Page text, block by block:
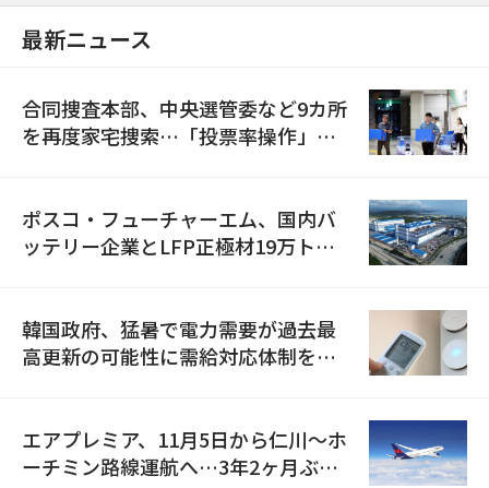
最新ニュース
合同捜査本部、中央選管委など9カ所
を再度家宅捜索…「投票率操作」の
ポスコ・フューチャーエム、国内バ
ッテリー企業とLFP正極材19万トン
韓国政府、猛暑で電力需要が過去最
高更新の可能性に需給対応体制を点
エアプレミア、11月5日から仁川〜ホ
ーチミン路線運航へ…3年2ヶ月ぶり